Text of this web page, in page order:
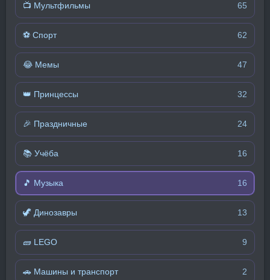
📺 Мультфильмы 65
⚽ Спорт 62
😂 Мемы 47
👑 Принцессы 32
🎉 Праздничные 24
📚 Учёба 16
🎵 Музыка 16
🦖 Динозавры 13
🧱 LEGO 9
🚗 Машины и транспорт 2